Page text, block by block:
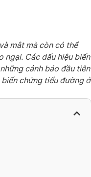
mắt mà còn có thể
ngại. Các dấu hiệu biến
cảnh báo đầu tiên
chứng tiểu đường ở